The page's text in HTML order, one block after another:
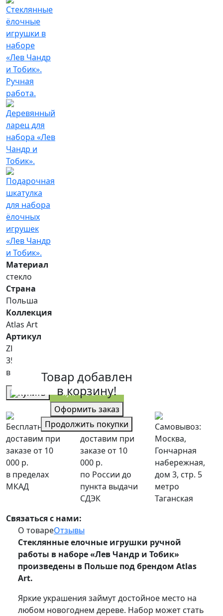
Материал
стекло
Страна
Польша
Коллекция
Atlas Art
Артикул
ZL0092AA
35 000 р.
в наличии
Купить
Купить в 1 клик
Бесплатно
доставим при
заказе от 10
000 р.
в пределах
МКАД
Бесплатно
доставим при
заказе от 10
000 р.
по России до
пункта выдачи
СДЭК
Самовывоз:
Москва,
Гончарная
набережная,
дом 3, стр. 5
метро
Таганская
Связаться с нами:
О товареОтзывы
Стеклянные елочные игрушки ручной
работы в наборе «Лев Чандр и Тобик»
произведены в Польше под брендом Atlas
Art.
Яркие украшения займут достойное место на
любом новогоднем дереве. Набор может стать
Товар добавлен
в корзину!
Оформить заказ
Продолжить покупки